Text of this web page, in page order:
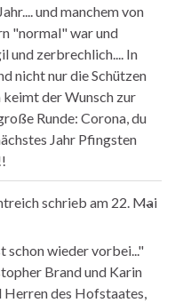
und manchem von
"normal" war und
und zerbrechlich.... In
nicht nur die Schützen
keimt der Wunsch zur
Runde: Corona, du
Jahr Pfingsten
schrieb am 22. Mai
schon wieder vorbei..."
Brand und Karin
Herren des Hofstaates,
...